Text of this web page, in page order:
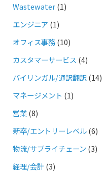
Wastewater(1)
エンジニア (1)
オフィス事務(10)
カスタマーサービス (4)
バイリンガル/通訳翻訳 (14)
マネージメント (1)
営業(8)
新卒/エントリーレベル(6)
物流/サプライチェーン (3)
経理/会計(3)